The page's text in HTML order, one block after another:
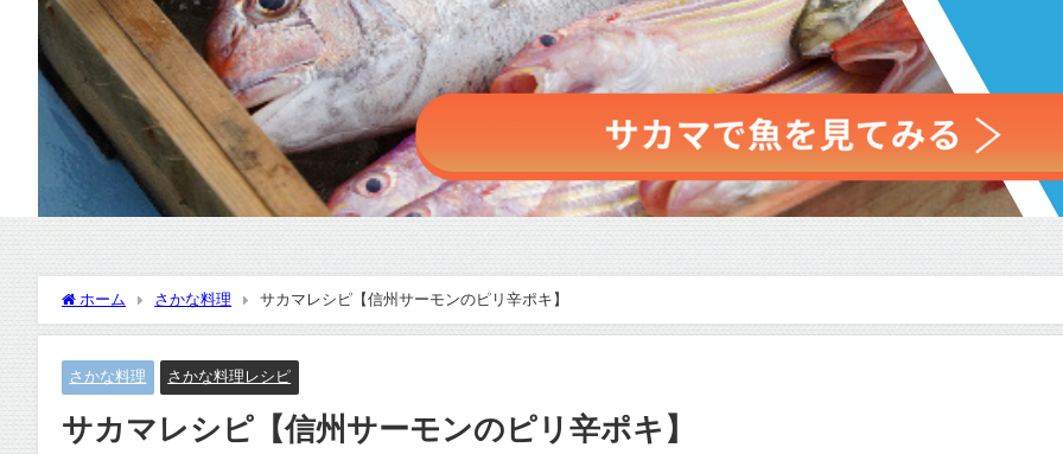
ホーム さかな料理 サカマレシピ【信州サーモンのピリ辛ポキ】
さかな料理 さかな料理レシピ
サカマレシピ【信州サーモンのピリ辛ポキ】